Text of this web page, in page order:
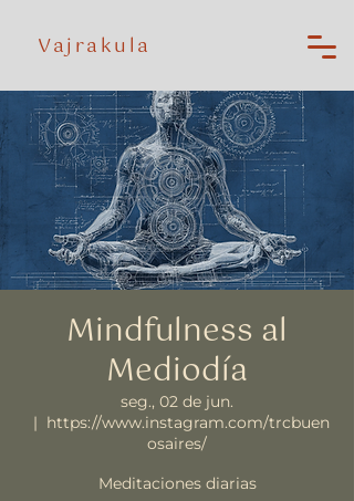
Vajrakula
Mindfulness al
Mediodía
seg., 02 de jun.
  |
https://www.instagram.com/trcbuen
osaires/
Meditaciones diarias